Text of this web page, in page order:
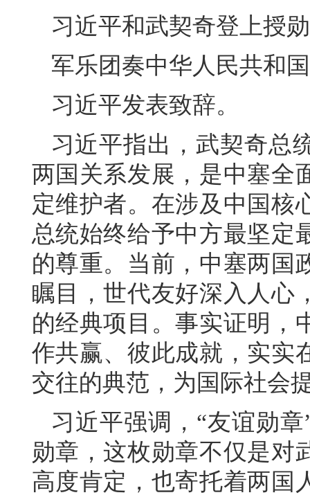
习近平和武契奇登上授
军乐团奏中华人民共和
习近平发表致辞。
习近平指出，武契奇总
两国关系发展，是中塞全
定维护者。在涉及中国核
总统始终给予中方最坚定
的尊重。当前，中塞两国
瞩目，世代友好深入人心
的经典项目。事实证明，
作共赢、彼此成就，实实
交往的典范，为国际社会
习近平强调，“友谊勋
勋章，这枚勋章不仅是对
高度肯定，也寄托着两国